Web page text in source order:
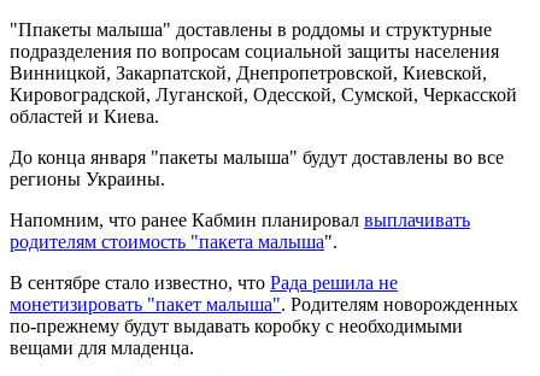
"Ппакеты малыша" доставлены в роддомы и структурные
подразделения по вопросам социальной защиты населения
Винницкой, Закарпатской, Днепропетровской, Киевской,
Кировоградской, Луганской, Одесской, Сумской, Черкасской
областей и Киева.
До конца января "пакеты малыша" будут доставлены во все
регионы Украины.
Напомним, что ранее Кабмин планировал выплачивать
родителям стоимость "пакета малыша".
В сентябре стало известно, что Рада решила не
монетизировать "пакет малыша". Родителям новорожденных
по-прежнему будут выдавать коробку с необходимыми
вещами для младенца.